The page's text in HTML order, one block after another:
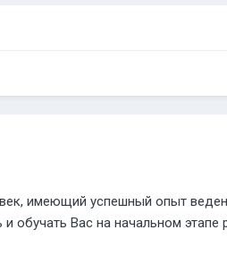
имеющий успешный опыт
обучать Вас на начальном этапе